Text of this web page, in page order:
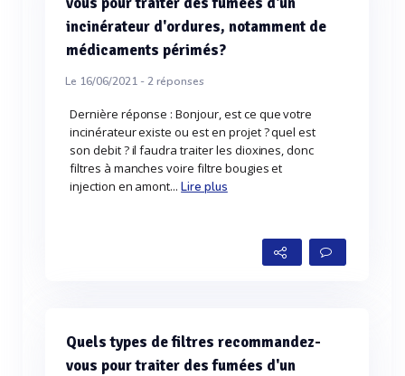
incinérateur d'ordures, notamment de
médicaments périmés?
Le 16/06/2021 -2réponses
Dernière réponse : Bonjour, est ce que votre
incinérateur existe ou est en projet ? quel est
son debit ? il faudra traiter les dioxines, donc
filtres à manches voire filtre bougies et
injection en amont...Lire plus
Quels types de filtres recommandez-
vous pour traiter des fumées d'un